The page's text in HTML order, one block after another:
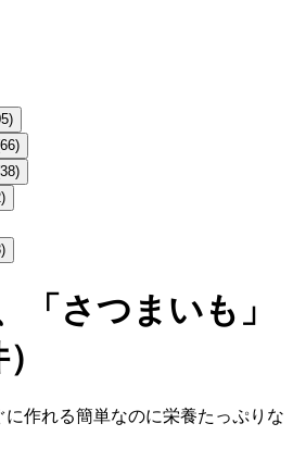
「さつまいも」
作れる簡単なのに栄養たっぷりな